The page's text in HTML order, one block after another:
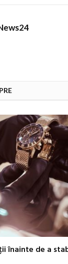
înainte de a